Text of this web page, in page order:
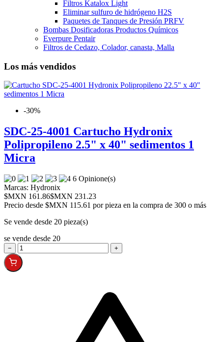
Filtros Katalox Light
Eliminar sulfuro de hidrógeno H2S
Paquetes de Tanques de Presión PRFV
Bombas Dosificadoras Productos Químicos
Everpure Pentair
Filtros de Cedazo, Colador, canasta, Malla
Los más vendidos
-30%
SDC-25-4001 Cartucho Hydronix
Polipropileno 2.5" x 40" sedimentos 1
Micra
6 Opinione(s)
Marcas: Hydronix
$MXN 161.86$MXN 231.23
Precio desde $MXN 115.61 por pieza en la compra de 300 o más
Se vende desde 20 pieza(s)
se vende desde 20
− +